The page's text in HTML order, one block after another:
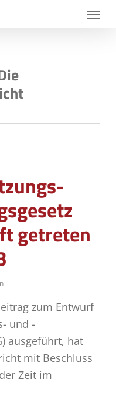
Menu
getreten
zum Entwurf
und -
ausgeführt, hat
mit Beschluss
Zeit im